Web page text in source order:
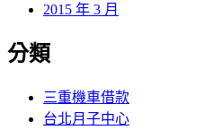
2015 年 3 月
分類
三重機車借款
台北月子中心